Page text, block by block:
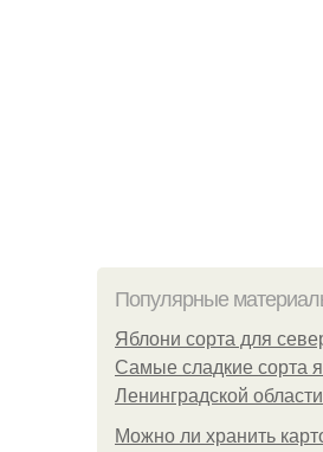
Популярные
Яблони сорта для
Самые сладкие сорта
Ленинградской области
Можно ли хранить